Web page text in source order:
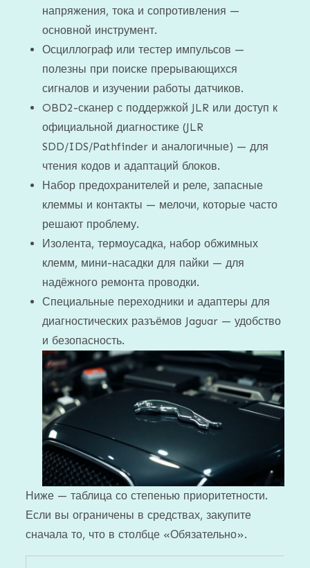
напряжения, тока и сопротивления —
основной инструмент.
Осциллограф или тестер импульсов —
полезны при поиске прерывающихся
сигналов и изучении работы датчиков.
OBD2-сканер с поддержкой JLR или доступ к
официальной диагностике (JLR
SDD/IDS/Pathfinder и аналогичные) — для
чтения кодов и адаптаций блоков.
Набор предохранителей и реле, запасные
клеммы и контакты — мелочи, которые часто
решают проблему.
Изолента, термоусадка, набор обжимных
клемм, мини-насадки для пайки — для
надёжного ремонта проводки.
Специальные переходники и адаптеры для
диагностических разъёмов Jaguar — удобство
и безопасность.
Ниже — таблица со степенью приоритетности.
Если вы ограничены в средствах, закупите
сначала то, что в столбце «Обязательно».